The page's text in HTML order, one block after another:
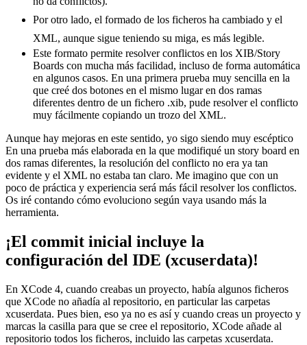
Por otro lado, el formado de los ficheros ha cambiado y el
XML, aunque sigue teniendo su miga, es más legible.
Este formato permite resolver conflictos en los XIB/Story
Boards con mucha más facilidad, incluso de forma automática
en algunos casos. En una primera prueba muy sencilla en la
que creé dos botones en el mismo lugar en dos ramas
diferentes dentro de un fichero .xib, pude resolver el conflicto
muy fácilmente copiando un trozo del XML.
Aunque hay mejoras en este sentido, yo sigo siendo muy escéptico
En una prueba más elaborada en la que modifiqué un story board en
dos ramas diferentes, la resolución del conflicto no era ya tan
evidente y el XML no estaba tan claro. Me imagino que con un
poco de práctica y experiencia será más fácil resolver los conflictos.
Os iré contando cómo evoluciono según vaya usando más la
herramienta.
¡El commit inicial incluye la
configuración del IDE (xcuserdata)!
En XCode 4, cuando creabas un proyecto, había algunos ficheros
que XCode no añadía al repositorio, en particular las carpetas
xcuserdata. Pues bien, eso ya no es así y cuando creas un proyecto y
marcas la casilla para que se cree el repositorio, XCode añade al
repositorio todos los ficheros, incluido las carpetas xcuserdata.